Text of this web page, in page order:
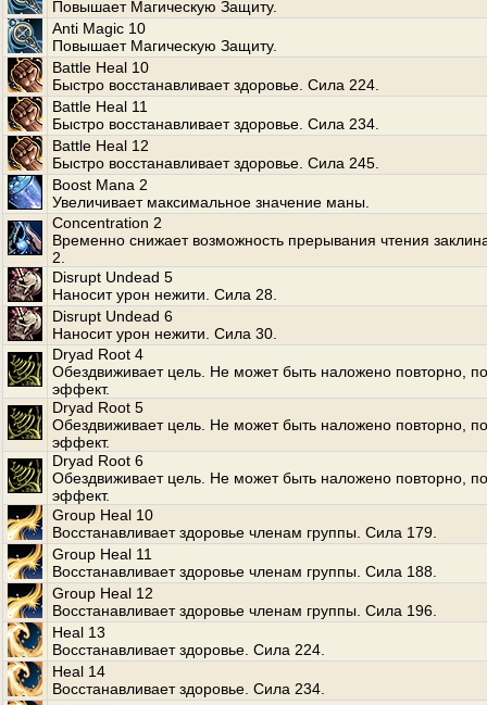
Повышает Магическую Защиту.
Anti Magic 10
Повышает Магическую Защиту.
Battle Heal 10
Быстро восстанавливает здоровье. Сила 224.
Battle Heal 11
Быстро восстанавливает здоровье. Сила 234.
Battle Heal 12
Быстро восстанавливает здоровье. Сила 245.
Boost Mana 2
Увеличивает максимальное значение маны.
Concentration 2
Временно снижает возможность прерывания чтения
2.
Disrupt Undead 5
Наносит урон нежити. Сила 28.
Disrupt Undead 6
Наносит урон нежити. Сила 30.
Dryad Root 4
Обездвиживает цель. Не может быть наложено повторно,
эффект.
Dryad Root 5
Обездвиживает цель. Не может быть наложено повторно,
эффект.
Dryad Root 6
Обездвиживает цель. Не может быть наложено повторно,
эффект.
Group Heal 10
Восстанавливает здоровье членам группы. Сила 179.
Group Heal 11
Восстанавливает здоровье членам группы. Сила 188.
Group Heal 12
Восстанавливает здоровье членам группы. Сила 196.
Heal 13
Восстанавливает здоровье. Сила 224.
Heal 14
Восстанавливает здоровье. Сила 234.